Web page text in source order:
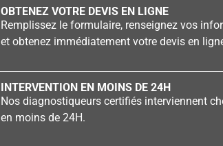
OBTENEZ VOTRE DEVIS EN LIGNE
Remplissez le formulaire, renseignez vos
et obtenez immédiatement votre devis en
INTERVENTION EN MOINS DE 24H
Nos diagnostiqueurs certifiés interviennent
en moins de 24H.